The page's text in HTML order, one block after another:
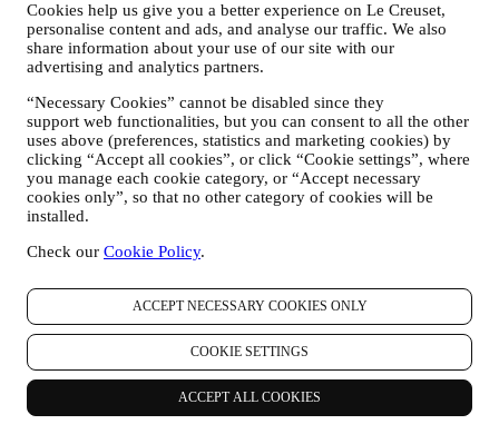
Cookies help us give you a better experience on Le Creuset,
personalise content and ads, and analyse our traffic. We also
share information about your use of our site with our
advertising and analytics partners.
“Necessary Cookies” cannot be disabled since they
support web functionalities, but you can consent to all the other
uses above (preferences, statistics and marketing cookies) by
clicking “Accept all cookies”, or click “Cookie settings”, where
you manage each cookie category, or “Accept necessary
cookies only”, so that no other category of cookies will be
installed.
Check our Cookie Policy.
ACCEPT NECESSARY COOKIES ONLY
COOKIE SETTINGS
ACCEPT ALL COOKIES
personuppgifter. I varje fall får dina personuppgifter överföras endast
till de länder utanför EES som enligt europeiska institutioner
erbjuder tillräckligt skydd (såsom Schweiz där Le Creuset Group
AG har sitt huvudkontor) eller annars under särskilda avtalsfästa
bestämmelser för att säkerställa att europeiska regler och standarder
med avseende på personuppgiftsskydd iakttas (vi använder oss
exempelvis av de så kallade standardklausuler som Europeiska
kommissionen förelägger). I varje fall kommer dina personuppgifter,
vid de tillfällen då de överförs till ett annat land än ditt
bosättningsland eller till länder utanför EES, att skyddas genom
tillräckliga säkerhetssystem som ständigt uppdateras och upprätthålls
5. Hur länge sparar vi dina uppgifter?
uppfylla de ändamål som de insamlats för, varpå uppgifterna
kommer att förstöras eller göras oanvändbara. Det kan till exempel
hända att vi sparar uppgifter om ett köp du gjort för att kunna
efterleva våra rättsliga skyldigheter eller lösa tvister. Ditt Le Creuset-
konto kommer att förbli aktivt tills du begär att vi tar bort det. Dina
Le Creuset-uppgifter som har samlats in i marknadsföringssyfte
kontrolleras regelbundet för att verifiera att du fortfarande är